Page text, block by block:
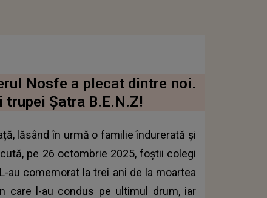
Nosfe a plecat dintre noi.
Șatra B.E.N.Z!
lăsând în urmă o familie îndurerată și
pe 26 octombrie 2025, foștii colegi
au comemorat la trei ani de la moartea
care l-au condus pe ultimul drum, iar